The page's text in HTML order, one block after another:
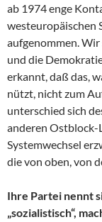
ab 1974 enge
westeuropäischen
aufgenommen.
und die
erkannt, daß das,
nützt, nicht zum
unterschied sich
anderen Ostblock-
Systemwechsel
die von oben, von
Ihre Partei nennt
„sozialistisch“,